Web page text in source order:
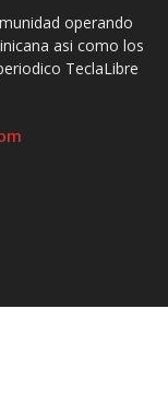
operando
asi como los
TeclaLibre